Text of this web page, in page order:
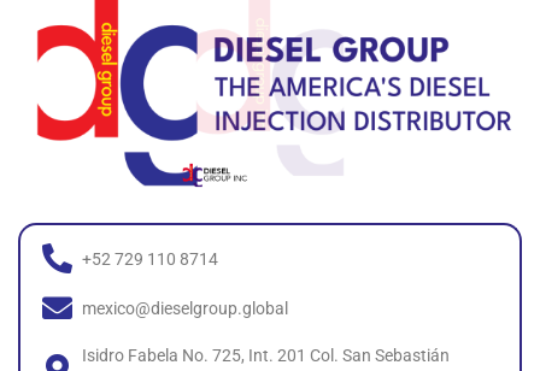
+52 729 110 8714
mexico@dieselgroup.global
Isidro Fabela No. 725, Int. 201 Col. San Sebastián